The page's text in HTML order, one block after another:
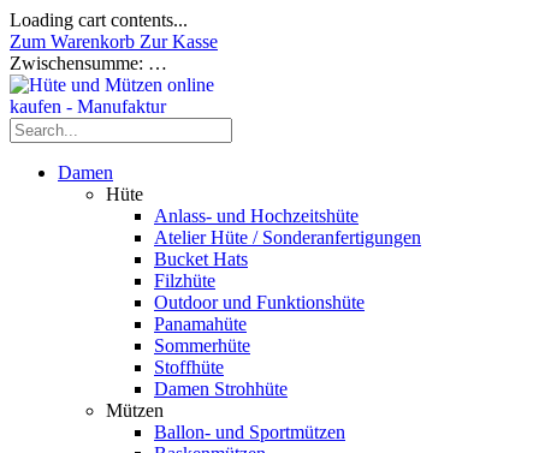
Loading cart contents...
Zum Warenkorb Zur Kasse
Zwischensumme: …
Damen
Hüte
Anlass- und Hochzeitshüte
Atelier Hüte / Sonderanfertigungen
Bucket Hats
Filzhüte
Outdoor und Funktionshüte
Panamahüte
Sommerhüte
Stoffhüte
Damen Strohhüte
Mützen
Ballon- und Sportmützen